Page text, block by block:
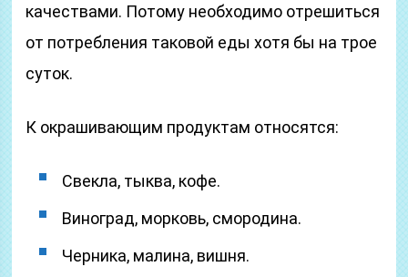
качествами. Потому необходимо отрешиться
от потребления таковой еды хотя бы на трое
суток.
К окрашивающим продуктам относятся:
Свекла, тыква, кофе.
Виноград, морковь, смородина.
Черника, малина, вишня.